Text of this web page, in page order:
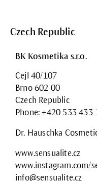
Czech Republic
BK Kosmetika s.r.o.
Cejl 40/107
Brno 602 00
Czech Republic
Phone: +420 533 433
Dr. Hauschka
www.sensualite.cz
www.instagram.com/
info@sensualite.cz